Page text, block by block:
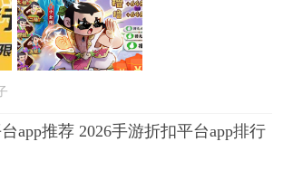
app推荐 2026手游折扣平台app排行